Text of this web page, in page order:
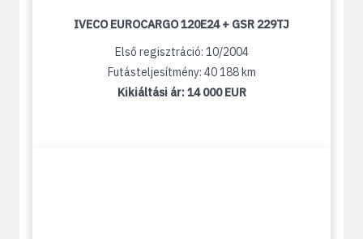
IVECO EUROCARGO 120E24 + GSR 229TJ
Első regisztráció: 10/2004
Futásteljesítmény: 40 188 km
Kikiáltási ár:14 000 EUR